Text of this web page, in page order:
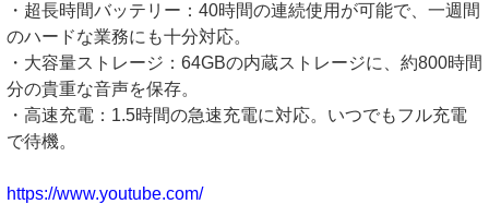
・超長時間バッテリー：40時間の連続使用が可能で、一週間
のハードな業務にも十分対応。
・大容量ストレージ：64GBの内蔵ストレージに、約800時間
分の貴重な音声を保存。
・高速充電：1.5時間の急速充電に対応。いつでもフル充電
で待機。
https://www.youtube.com/